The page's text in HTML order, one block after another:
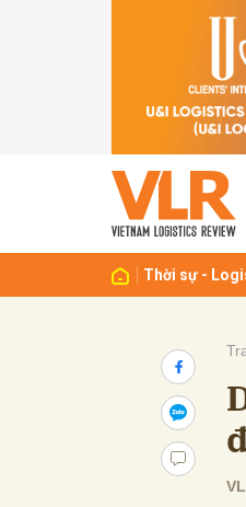
Thời sự -